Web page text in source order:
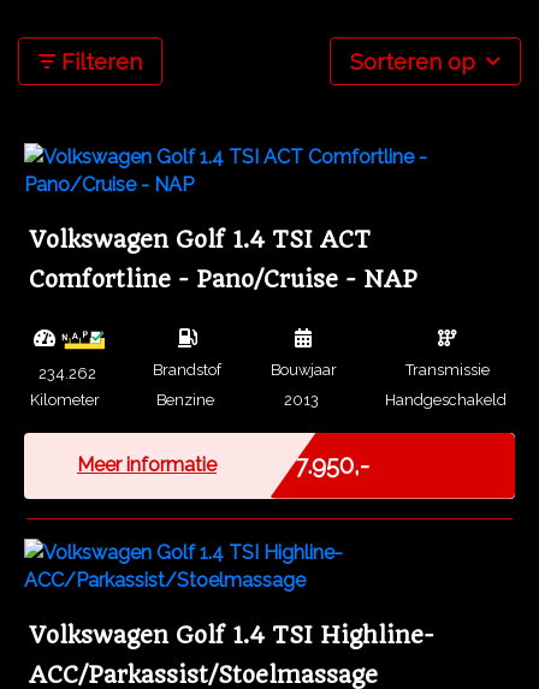
Filteren Sorteren op
Volkswagen Golf 1.4 TSI ACT
Comfortline - Pano/Cruise - NAP
234.262
Kilometer
Brandstof
Benzine
Bouwjaar
2013
Transmissie
Handgeschakeld
Meer informatie € 7.950,-
Volkswagen Golf 1.4 TSI Highline-
ACC/Parkassist/Stoelmassage